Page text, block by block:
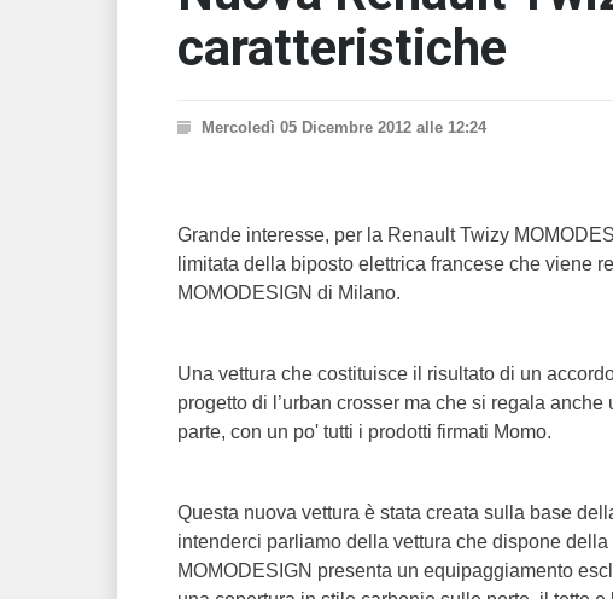
caratteristiche
Mercoledì 05 Dicembre 2012 alle 12:24
Grande interesse, per la Renault Twizy
limitata della biposto elettrica francese che viene
MOMODESIGN di Milano.
Una vettura che costituisce il risultato di un
progetto di l’urban crosser ma che si regala
parte, con un po' tutti i prodotti firmati Momo.
Questa nuova vettura è stata creata sulla base
intenderci parliamo della vettura che dispone
MOMODESIGN presenta un equipaggiamento